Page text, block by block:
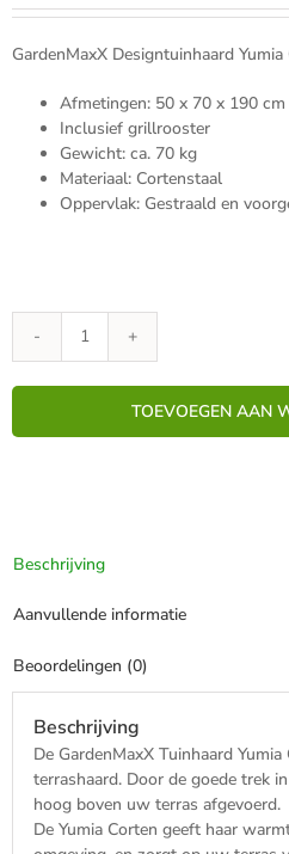
GardenMaxX Designtuinhaard
Afmetingen: 50 x 70 x 190 cm
Inclusief grillrooster
Gewicht: ca. 70 kg
Materiaal: Cortenstaal
Oppervlak: Gestraald en
GardenMaxX
-
aantal
TOEVOEGEN AAN
Beschrijving
Aanvullende informatie
Beoordelingen (0)
Beschrijving
De GardenMaxX Tuinhaard
terrashaard. Door de goede trek
hoog boven uw terras afgevoerd.
De Yumia Corten geeft haar